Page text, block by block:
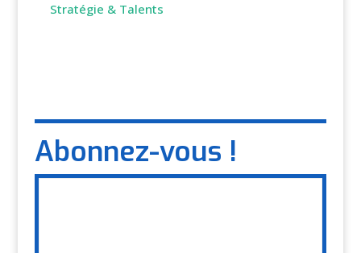
Stratégie & Talents
Abonnez-vous !